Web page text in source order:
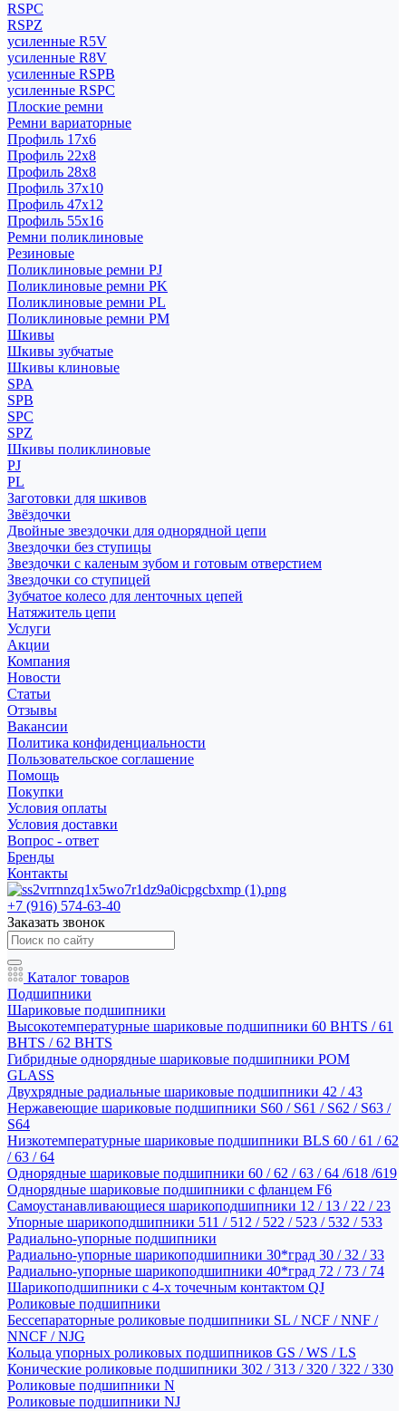
RSPC
RSPZ
усиленные R5V
усиленные R8V
усиленные RSPB
усиленные RSPC
Плоские ремни
Ремни вариаторные
Профиль 17x6
Профиль 22x8
Профиль 28x8
Профиль 37x10
Профиль 47x12
Профиль 55x16
Ремни поликлиновые
Резиновые
Поликлиновые ремни PJ
Поликлиновые ремни PK
Поликлиновые ремни PL
Поликлиновые ремни PM
Шкивы
Шкивы зубчатые
Шкивы клиновые
SPA
SPB
SPC
SPZ
Шкивы поликлиновые
PJ
PL
Заготовки для шкивов
Звёздочки
Двойные звездочки для однорядной цепи
Звездочки без ступицы
Звездочки с каленым зубом и готовым отверстием
Звездочки со ступицей
Зубчатое колесо для ленточных цепей
Натяжитель цепи
Услуги
Акции
Компания
Новости
Статьи
Отзывы
Вакансии
Политика конфиденциальности
Пользовательское соглашение
Помощь
Покупки
Условия оплаты
Условия доставки
Вопрос - ответ
Бренды
Контакты
+7 (916) 574-63-40
Заказать звонок
Каталог товаров
Подшипники
Шариковые подшипники
Высокотемпературные шариковые подшипники 60 BHTS / 61
BHTS / 62 BHTS
Гибридные однорядные шариковые подшипники POM
GLASS
Двухрядные радиальные шариковые подшипники 42 / 43
Нержавеющие шариковые подшипники S60 / S61 / S62 / S63 /
S64
Низкотемпературные шариковые подшипники BLS 60 / 61 / 62
/ 63 / 64
Однорядные шариковые подшипники 60 / 62 / 63 / 64 /618 /619
Однорядные шариковые подшипники с фланцем F6
Самоустанавливающиеся шарикоподшипники 12 / 13 / 22 / 23
Упорные шарикоподшипники 511 / 512 / 522 / 523 / 532 / 533
Радиально-упорные подшипники
Радиально-упорные шарикоподшипники 30*град 30 / 32 / 33
Радиально-упорные шарикоподшипники 40*град 72 / 73 / 74
Шарикоподшипники с 4-х точечным контактом QJ
Роликовые подшипники
Бессепараторные роликовые подшипники SL / NCF / NNF /
NNCF / NJG
Кольца упорных роликовых подшипников GS / WS / LS
Конические роликовые подшипники 302 / 313 / 320 / 322 / 330
Роликовые подшипники N
Роликовые подшипники NJ